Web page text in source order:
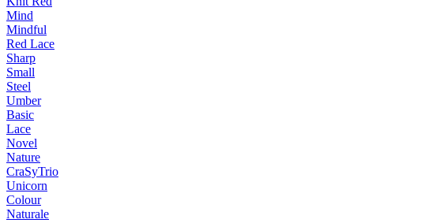
Mind
Mindful
Red Lace
Sharp
Small
Steel
Umber
Basic
Lace
Novel
Nature
CraSyTrio
Unicorn
Colour
Naturale